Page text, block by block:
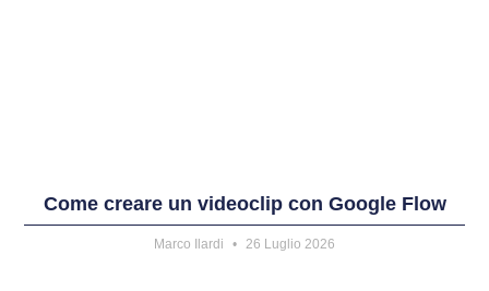
Come creare un videoclip con Google Flow
Marco Ilardi 26 Luglio 2026